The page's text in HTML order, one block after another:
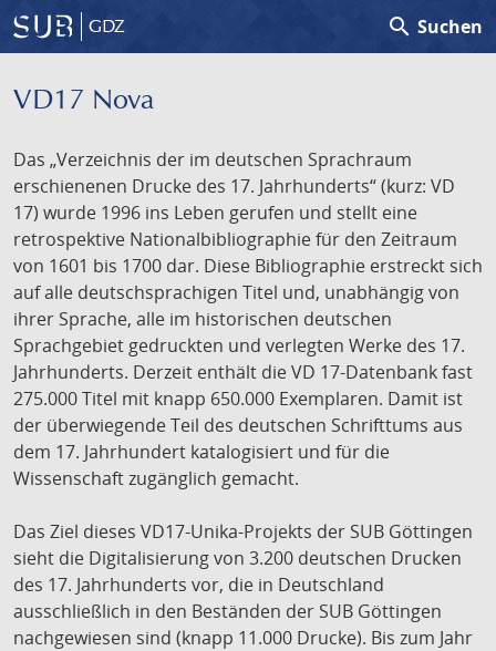
GDZ search Suchen
VD17 Nova
Das „Verzeichnis der im deutschen Sprachraum
erschienenen Drucke des 17. Jahrhunderts“ (kurz: VD
17) wurde 1996 ins Leben gerufen und stellt eine
retrospektive Nationalbibliographie für den Zeitraum
von 1601 bis 1700 dar. Diese Bibliographie erstreckt sich
auf alle deutschsprachigen Titel und, unabhängig von
ihrer Sprache, alle im historischen deutschen
Sprachgebiet gedruckten und verlegten Werke des 17.
Jahrhunderts. Derzeit enthält die VD 17-Datenbank fast
275.000 Titel mit knapp 650.000 Exemplaren. Damit ist
der überwiegende Teil des deutschen Schrifttums aus
dem 17. Jahrhundert katalogisiert und für die
Wissenschaft zugänglich gemacht.
Das Ziel dieses VD17-Unika-Projekts der SUB Göttingen
sieht die Digitalisierung von 3.200 deutschen Drucken
des 17. Jahrhunderts vor, die in Deutschland
ausschließlich in den Beständen der SUB Göttingen
nachgewiesen sind (knapp 11.000 Drucke). Bis zum Jahr